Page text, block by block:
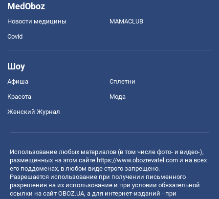
MedOboz
Новости медицины MAMACLUB
Covid
Шоу
Афиша Сплетни
Красота Мода
Женский Журнал
Использование любых материалов (в том числе фото- и видео-),
размещенных на этом сайте https://www.obozrevatel.com и на всех
его поддоменах, в любом виде строго запрещено.
Разрешается использование при получении письменного
разрешения на их использование и при условии обязательной
ссылки на сайт OBOZ.UA, а для интернет-изданий - при